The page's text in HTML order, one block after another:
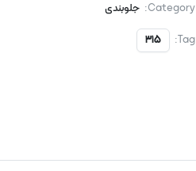
Category: جلوبندی
Tag:
315